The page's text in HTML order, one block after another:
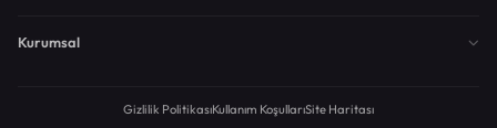
Kurumsal
Gizlilik PolitikasıKullanım KoşullarıSite Haritası